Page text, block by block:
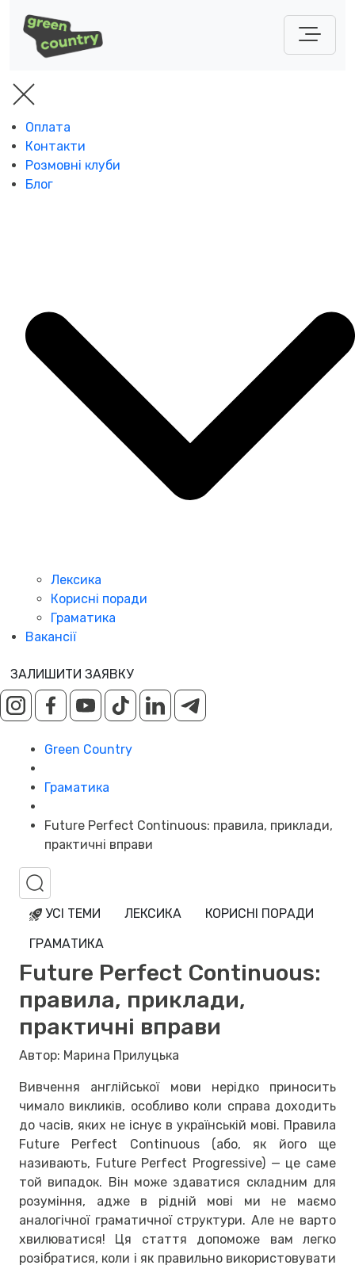
Оплата
Контакти
Розмовні клуби
Блог
Лексика
Корисні поради
Граматика
Вакансії
ЗАЛИШИТИ ЗАЯВКУ
Green Country
Граматика
Future Perfect Continuous: правила, приклади,
практичні вправи
УСІ ТЕМИ ЛЕКСИКА
КОРИСНІ ПОРАДИ
ГРАМАТИКА
Future Perfect Continuous:
правила, приклади,
практичні вправи
Автор: Марина Прилуцька
Вивчення англійської мови нерідко приносить
чимало викликів, особливо коли справа доходить
до часів, яких не існує в українській мові. Правила
Future Perfect Continuous (або, як його ще
називають, Future Perfect Progressive) — це саме
той випадок. Він може здаватися складним для
розуміння, адже в рідній мові ми не маємо
аналогічної граматичної структури. Але не варто
хвилюватися! Ця стаття допоможе вам легко
розібратися, коли і як правильно використовувати